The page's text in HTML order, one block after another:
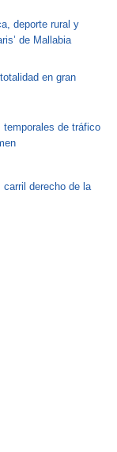
deporte rural y
de Mallabia
en gran
de tráfico
derecho de la